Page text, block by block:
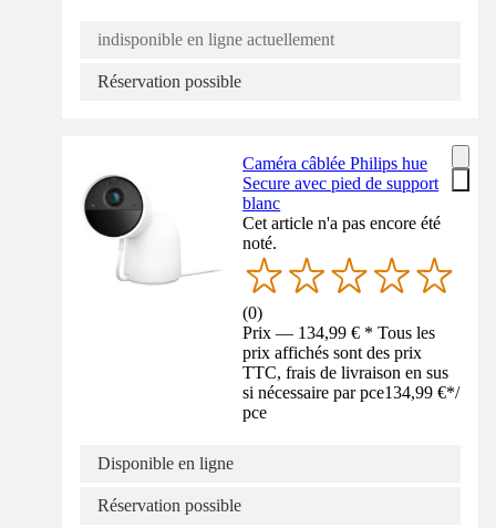
indisponible en ligne actuellement
Réservation possible
Caméra câblée Philips hue
Secure avec pied de support
blanc
Cet article n'a pas encore été
noté.
(0)
Prix — 134,99 € * Tous les
prix affichés sont des prix
TTC, frais de livraison en sus
si nécessaire par pce134,99 €*/
pce
Disponible en ligne
Réservation possible